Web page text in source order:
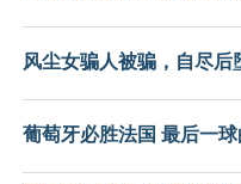
风尘女骗人被骗，自尽后
葡萄牙必胜法国 最后一